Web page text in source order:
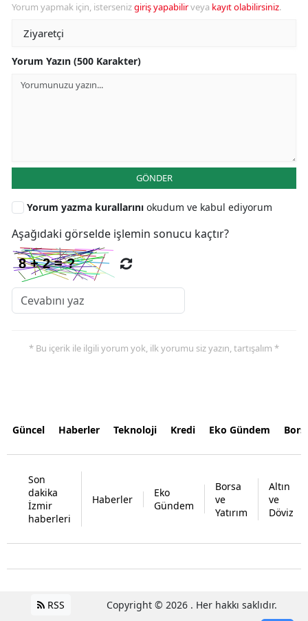
Yorum yapmak için, istersenizgiriş yapabilirveya kayıt olabilirsiniz.
Yorum Yazın (500 Karakter)
GÖNDER
Yorum yazma kurallarını okudum ve kabul ediyorum
Aşağıdaki görselde işlemin sonucu kaçtır?
* Bu içerik ile ilgili yorum yok, ilk yorumu siz yazın, tartışalım *
Güncel Haberler Teknoloji Kredi Eko Gündem
Son
dakika
İzmir
haberleri
Haberler
Eko
Gündem
Borsa
ve
Yatırım
Altın
ve
Döviz
RSS Copyright © 2026 . Her hakkı saklıdır.